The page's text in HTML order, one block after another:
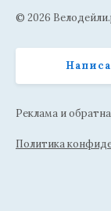
© 2026
Реклама и
Политика